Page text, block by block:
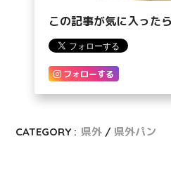
この記事が気に入った
フォローする
CATEGORY : 県外 県外パン